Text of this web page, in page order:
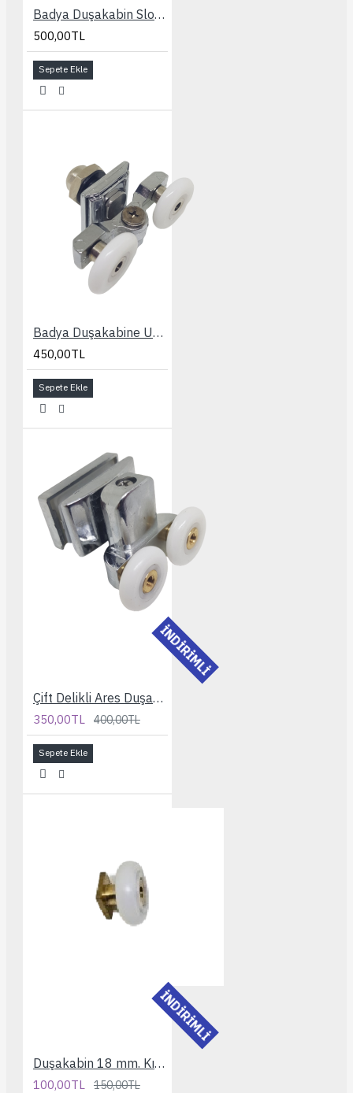
Badya Duşakabin Slot Ayarlı Kapaklı 24 mm. Rulman
500,00TL
Sepete Ekle
Badya Duşakabine Uyumlu Slot Ayarlı 24 mm. Rulman
450,00TL
Sepete Ekle
İNDİRİMLİ
Çift Delikli Ares Duşakabin Rulmanı
350,00TL 400,00TL
Sepete Ekle
İNDİRİMLİ
Duşakabin 18 mm. Kısa Bilyelı Rulman
100,00TL 150,00TL